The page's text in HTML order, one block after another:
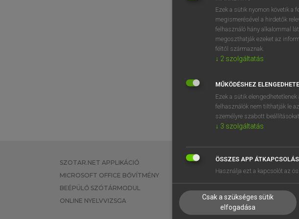
BELÉPÉS
SZOTAR.NET APPLIKÁCIÓ
MICROSOFT OFFICE BŐVÍTMÉNY
BEÉPÜLŐ SZÓTÁRMODUL
ONLINE NYELVVIZSGA
EGYÉNI FELHASZNÁLÓKNAK
TANULÓKNAK
VÁLLALATI MEGOLDÁSOK
Ezek a sütik nyomon követik a
megismerésével a hirdetők
felhasználó hány alkalommal
megoszthatják ezeket az
féltől származnak.
↓ 2 szolgáltatás
MŰKÖDÉSHEZ
Ezek a sütik
felhasználók nem tilthatják le
személyre szabott
↓ 3 szolgáltatás
ÖSSZES APP
Használja ezt a kapcsolót az
Csak a szükséges sütik
elfogadása